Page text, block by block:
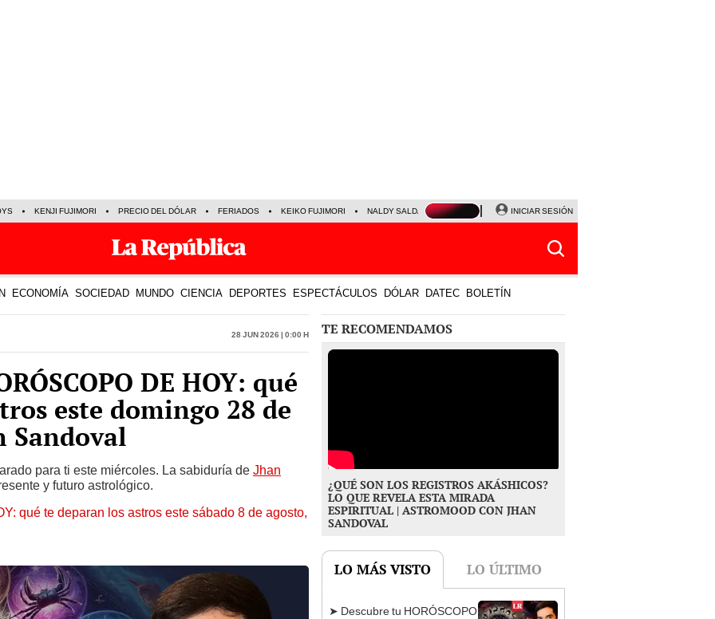
KENJI FUJIMORI PRECIO DEL DÓLAR FERIADOS KEIKO FUJIMORI NALDY SALDAÑA JAVIER MILEI PARTIDOS DE HOY
INICIAR SESIÓN
ECONOMÍA SOCIEDAD MUNDO CIENCIA DEPORTES ESPECTÁCULOS DÓLAR DATEC BOLETÍN
28 Jun 2026 | 0:00 h
DE HOY: qué
este domingo 28 de
Sandoval
para ti este miércoles. La sabiduría de Jhan
y futuro astrológico.
qué te deparan los astros este sábado 8 de agosto,
TE RECOMENDAMOS
¿QUÉ SON LOS REGISTROS AKÁSHICOS?
LO QUE REVELA ESTA MIRADA
ESPIRITUAL | ASTROMOOD CON JHAN
SANDOVAL
LO MÁS VISTO LO ÚLTIMO
➤ Descubre tu HORÓSCOPO